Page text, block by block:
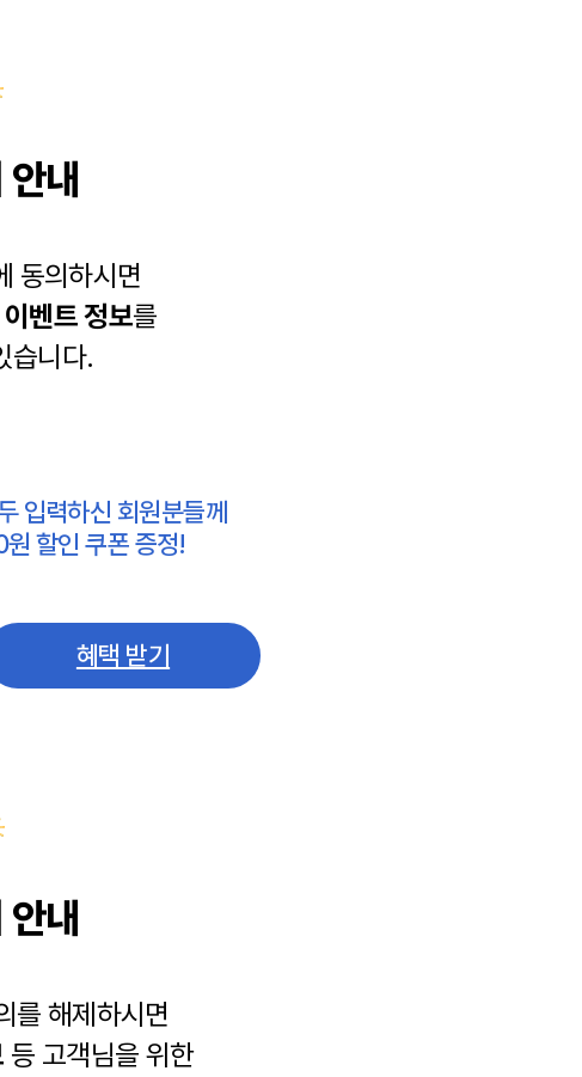
내
동의하시면
이벤트 정보를
습니다.
입력하신 회원분들께
할인 쿠폰 증정!
혜택 받기
내
를 해제하시면
등 고객님을 위한